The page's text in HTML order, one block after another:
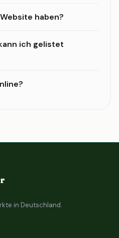
haben?
ich gelistet
in Deutschland.